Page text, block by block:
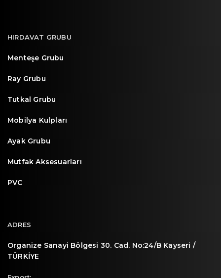
HIRDAVAT GRUBU
Menteşe Grubu
Ray Grubu
Tutkal Grubu
Mobilya Kulpları
Ayak Grubu
Mutfak Aksesuarları
PVC
ADRES
Organize Sanayi Bölgesi 30. Cad. No:24/B Kayseri /
TÜRKİYE